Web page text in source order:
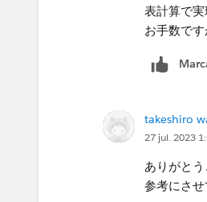
表計算で実
お手数です
takeshiro
27 jul. 2023
ありがとう
参考にさせ